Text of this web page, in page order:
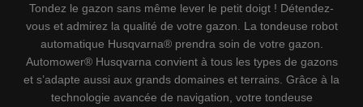
Tondez le gazon sans même lever le petit doigt ! Détendez-
vous et admirez la qualité de votre gazon. La tondeuse robot
automatique Husqvarna® prendra soin de votre gazon.
Automower® Husqvarna convient à tous les types de gazons
et s’adapte aussi aux grands domaines et terrains. Grâce à la
technologie avancée de navigation, votre tondeuse